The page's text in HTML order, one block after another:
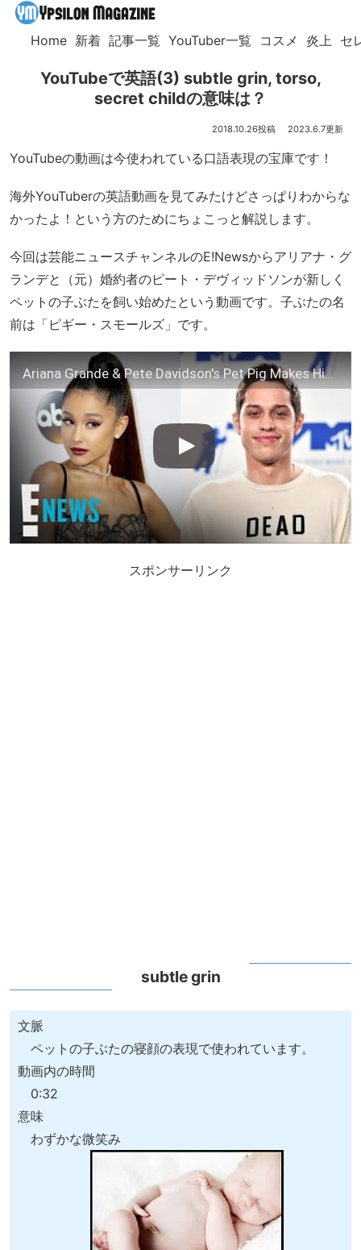
Home 新着 記事一覧 YouTuber一覧 コスメ 炎上 セ
YouTubeで英語(3) subtle grin, torso,
secret childの意味は？
2018.10.26 2023.6.7
YouTubeの動画は今使われている口語表現の宝庫です！
海外YouTuberの英語動画を見てみたけどさっぱりわからな
かったよ！という方のためにちょこっと解説します。
今回は芸能ニュースチャンネルのE!Newsからアリアナ・グ
ランデと（元）婚約者のピート・デヴィッドソンが新しく
ペットの子ぶたを飼い始めたという動画です。子ぶたの名
前は「ピギー・スモールズ」です。
Ariana Grande & Pete Davidson's Pet Pig Makes His Debut | E! News
スポンサーリンク
subtle grin
文脈
ペットの子ぶたの寝顔の表現で使われています。
動画内の時間
0:32
意味
わずかな微笑み